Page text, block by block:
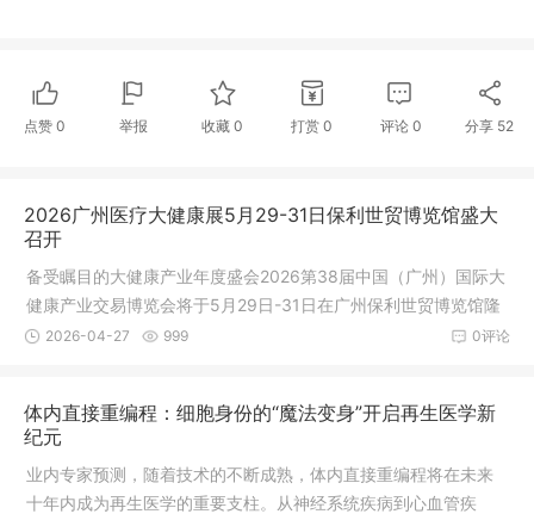
点赞 0 举报 收藏0 打赏 0 评论 0 分享 52
2026广州医疗大健康展5月29-31日保利世贸博览馆盛大
召开
备受瞩目的大健康产业年度盛会2026第38届中国（广州）国际大
健康产业交易博览会将于5月29日-31日在广州保利世贸博览馆隆
重召开。本次健博会共设：“医疗器械暨医院建设展”“食药同源与
0评论
2026-04-27 999
体内直接重编程：细胞身份的“魔法变身”开启再生医学新
纪元
业内专家预测，随着技术的不断成熟，体内直接重编程将在未来
十年内成为再生医学的重要支柱。从神经系统疾病到心血管疾